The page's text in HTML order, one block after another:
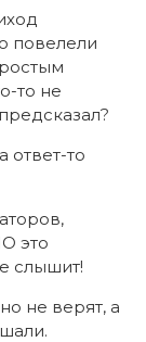
повелели
то не
ответ-то
это
слышит!
не верят, а